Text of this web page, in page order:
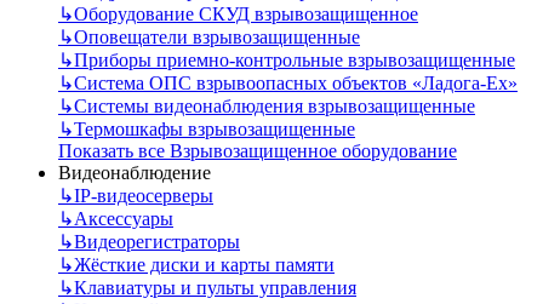
↳Оборудование СКУД взрывозащищенное
↳Оповещатели взрывозащищенные
↳Приборы приемно-контрольные взрывозащищенные
↳Система ОПС взрывоопасных объектов «Ладога-Ex»
↳Системы видеонаблюдения взрывозащищенные
↳Термошкафы взрывозащищенные
Показать все Взрывозащищенное оборудование
Видеонаблюдение
↳IP-видеосерверы
↳Аксессуары
↳Видеорегистраторы
↳Жёсткие диски и карты памяти
↳Клавиатуры и пульты управления